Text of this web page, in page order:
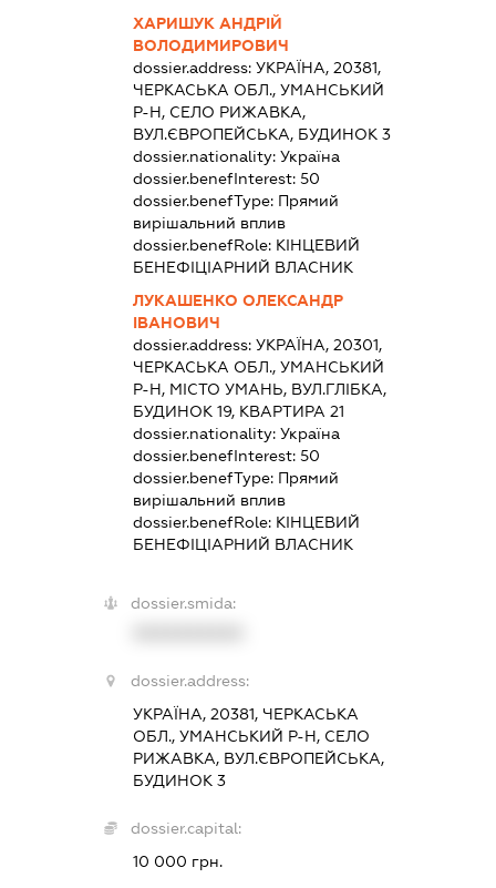
ХАРИШУК АНДРІЙ
ВОЛОДИМИРОВИЧ
dossier.address: УКРАЇНА, 20381,
ЧЕРКАСЬКА ОБЛ., УМАНСЬКИЙ
Р-Н, СЕЛО РИЖАВКА,
ВУЛ.ЄВРОПЕЙСЬКА, БУДИНОК 3
dossier.nationality: Україна
dossier.benefInterest: 50
dossier.benefType: Прямий
вирішальний вплив
dossier.benefRole: КІНЦЕВИЙ
БЕНЕФІЦІАРНИЙ ВЛАСНИК
ЛУКАШЕНКО ОЛЕКСАНДР
ІВАНОВИЧ
dossier.address: УКРАЇНА, 20301,
ЧЕРКАСЬКА ОБЛ., УМАНСЬКИЙ
Р-Н, МІСТО УМАНЬ, ВУЛ.ГЛІБКА,
БУДИНОК 19, КВАРТИРА 21
dossier.nationality: Україна
dossier.benefInterest: 50
dossier.benefType: Прямий
вирішальний вплив
dossier.benefRole: КІНЦЕВИЙ
БЕНЕФІЦІАРНИЙ ВЛАСНИК
dossier.smida:
dossier.address:
УКРАЇНА, 20381, ЧЕРКАСЬКА
ОБЛ., УМАНСЬКИЙ Р-Н, СЕЛО
РИЖАВКА, ВУЛ.ЄВРОПЕЙСЬКА,
БУДИНОК 3
dossier.capital:
10 000 грн.